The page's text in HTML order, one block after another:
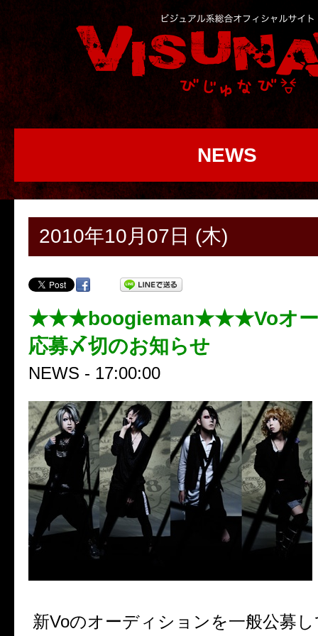
NEWS
2010年10月07日 (木)
★★★boogieman★★★Voオー
応募〆切のお知らせ
NEWS - 17:00:00
新Voのオーディションを一般公募